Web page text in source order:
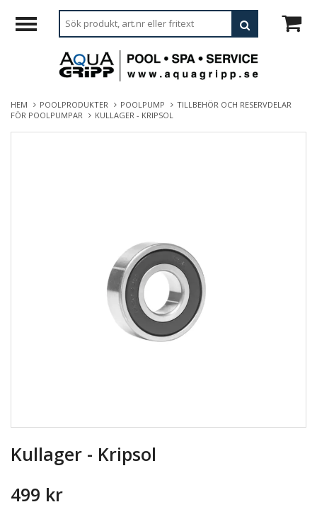
HEM POOLPRODUKTER POOLPUMP
TILLBEHÖR OCH RESERVDELAR
FÖR POOLPUMPAR
KULLAGER - KRIPSOL
Kullager - Kripsol
499 kr